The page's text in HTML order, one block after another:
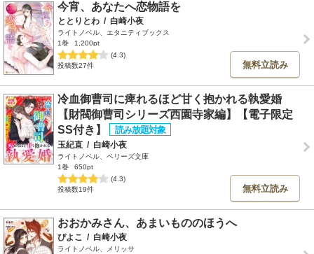
今宵、あなたへ恋物語を
ととりとわ / 白崎小夜
ライトノベル、エタニティブックス
1巻
1,200pt
(4.3)
投稿数27件
無料立読み
冷血御曹司に痺れるほど甘く抱かれる執愛婚
【財閥御曹司シリーズ西園寺家編】【電子限定
SS付き】
玉紀直 / 白崎小夜
ライトノベル、ベリーズ文庫
1巻
650pt
(4.3)
投稿数19件
無料立読み
おおかみさん、あまいもののほうへ
ぴよこ / 白崎小夜
ライトノベル、メリッサ